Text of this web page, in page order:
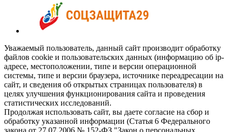
Уважаемый пользователь, данный сайт производит обработку
файлов cookie и пользовательских данных (информацию об ip-
адресе, местоположении, типе и версии операционной
системы, типе и версии браузера, источнике переадресации на
сайт, и сведения об открытых страницах пользователя) в
целях улучшения функционирования сайта и проведения
статистических исследований.
Продолжая использовать сайт, вы даете согласие на сбор и
обработку указанной информации (Статья 6 Федерального